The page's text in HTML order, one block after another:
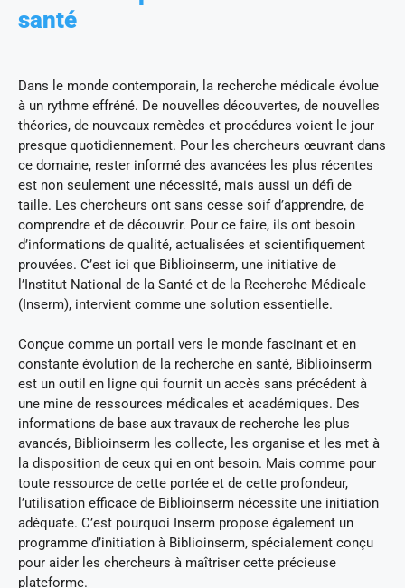
santé
Dans le monde contemporain, la recherche médicale évolue
à un rythme effréné. De nouvelles découvertes, de nouvelles
théories, de nouveaux remèdes et procédures voient le jour
presque quotidiennement. Pour les chercheurs œuvrant dans
ce domaine, rester informé des avancées les plus récentes
est non seulement une nécessité, mais aussi un défi de
taille. Les chercheurs ont sans cesse soif d’apprendre, de
comprendre et de découvrir. Pour ce faire, ils ont besoin
d’informations de qualité, actualisées et scientifiquement
prouvées. C’est ici que Biblioinserm, une initiative de
l’Institut National de la Santé et de la Recherche Médicale
(Inserm), intervient comme une solution essentielle.
Conçue comme un portail vers le monde fascinant et en
constante évolution de la recherche en santé, Biblioinserm
est un outil en ligne qui fournit un accès sans précédent à
une mine de ressources médicales et académiques. Des
informations de base aux travaux de recherche les plus
avancés, Biblioinserm les collecte, les organise et les met à
la disposition de ceux qui en ont besoin. Mais comme pour
toute ressource de cette portée et de cette profondeur,
l’utilisation efficace de Biblioinserm nécessite une initiation
adéquate. C’est pourquoi Inserm propose également un
programme d’initiation à Biblioinserm, spécialement conçu
pour aider les chercheurs à maîtriser cette précieuse
plateforme.